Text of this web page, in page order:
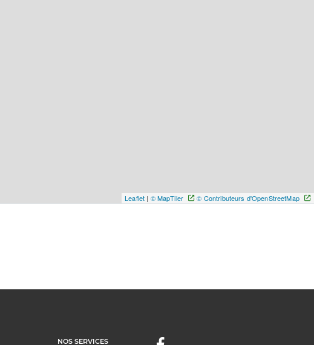
Leaflet | © MapTiler © Contributeurs d'OpenStreetMap
NOS SERVICES Facebook